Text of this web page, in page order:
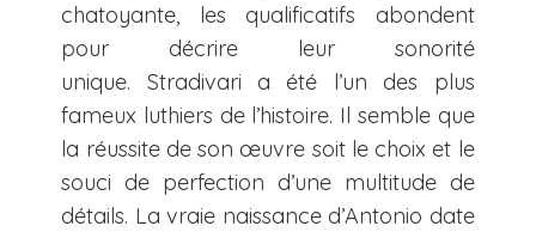
chatoyante, les qualificatifs abondent
pour décrire leur sonorité
unique. Stradivari a été l’un des plus
fameux luthiers de l’histoire. Il semble que
la réussite de son œuvre soit le choix et le
souci de perfection d’une multitude de
détails. La vraie naissance d’Antonio date